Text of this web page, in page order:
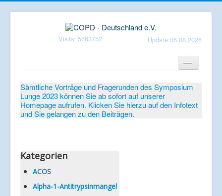
Visits: 5663752 Update:06.08.2026
Verein
Patientenbroschüren
Mediathek
Aktuelles
Veranstaltungen
Sämtliche Vorträge und Fragerunden des Symposium
Lunge 2023 können Sie ab sofort auf unserer
Homepage aufrufen. Klicken Sie hierzu auf den Infotext
und Sie gelangen zu den Beiträgen.
Kategorien
ACOS
Alpha-1-Antitrypsinmangel